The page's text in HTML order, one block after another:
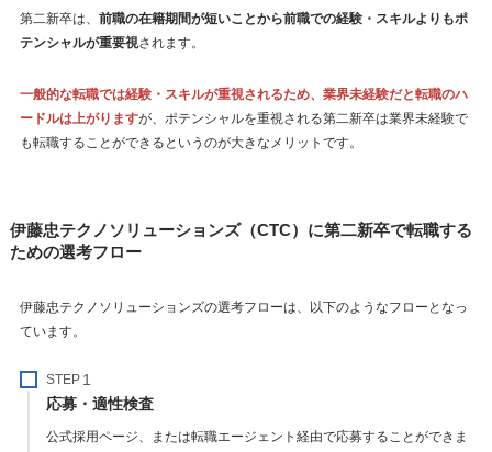
第二新卒は、 前職の在籍期間が短いことから前職での経験・スキルよりもポ
テンシャルが重要視されます。
一般的な転職では経験・スキルが重視されるため、業界未経験だと転職のハ
ードルは上がりますが、ポテンシャルを重視される第二新卒は業界未経験で
も転職することができるというのが大きなメリットです。
伊藤忠テクノソリューションズ（CTC）に第二新卒で転職する
ための選考フロー
伊藤忠テクノソリューションズの選考フローは、以下のようなフローとなっ
ています。
STEP
応募・適性検査
公式採用ページ、または転職エージェント経由で応募することができま